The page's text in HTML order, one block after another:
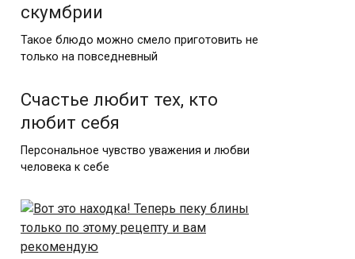
скумбрии
Такое блюдо можно смело приготовить не
только на повседневный
Счастье любит тех, кто
любит себя
Персональное чувство уважения и любви
человека к себе